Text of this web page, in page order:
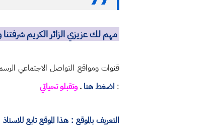
مهم لك عزيزي الزائر الكريم
قنوات ومواقع التواصل الاجتماعي
: اضغط هنا .وتقبلو تحياتي
التعريف بالموقع : هذا الموقع تابع